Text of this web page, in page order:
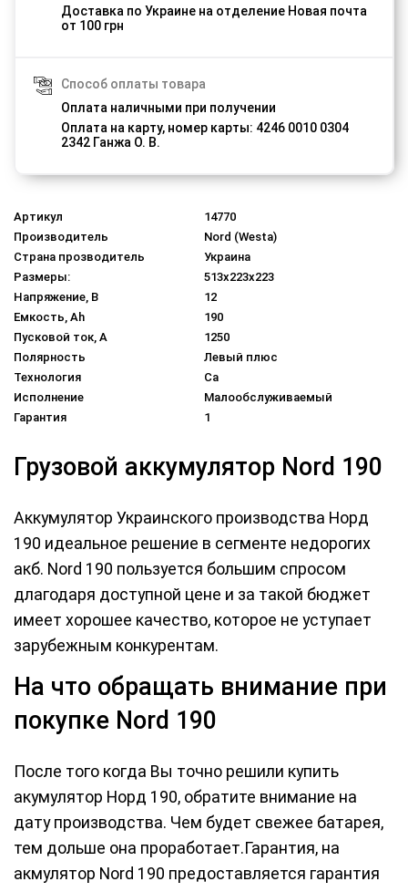
Доставка по Украине на отделение Новая почта
от 100 грн
Способ оплаты товара
Оплата наличными при получении
Оплата на карту, номер карты: 4246 0010 0304
2342 Ганжа О. В.
Артикул
14770
Производитель
Nord (Westa)
Страна прозводитель
Украина
Размеры:
513x223x223
Напряжение, В
12
Емкость, Ah
190
Пусковой ток, A
1250
Полярность
Левый плюс
Технология
Ca
Исполнение
Малообслуживаемый
Гарантия
1
Грузовой аккумулятор Nord 190
Аккумулятор Украинского производства Норд
190 идеальное решение в сегменте недорогих
акб. Nord 190 пользуется большим спросом
длагодаря доступной цене и за такой бюджет
имеет хорошее качество, которое не уступает
зарубежным конкурентам.
На что обращать внимание при
покупке Nord 190
После того когда Вы точно решили купить
акумулятор Норд 190, обратите внимание на
дату производства. Чем будет свежее батарея,
тем дольше она проработает.Гарантия, на
акмулятор Nord 190 предоставляется гарантия